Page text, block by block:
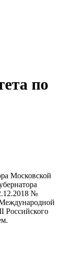
по
Московской
№
Российского